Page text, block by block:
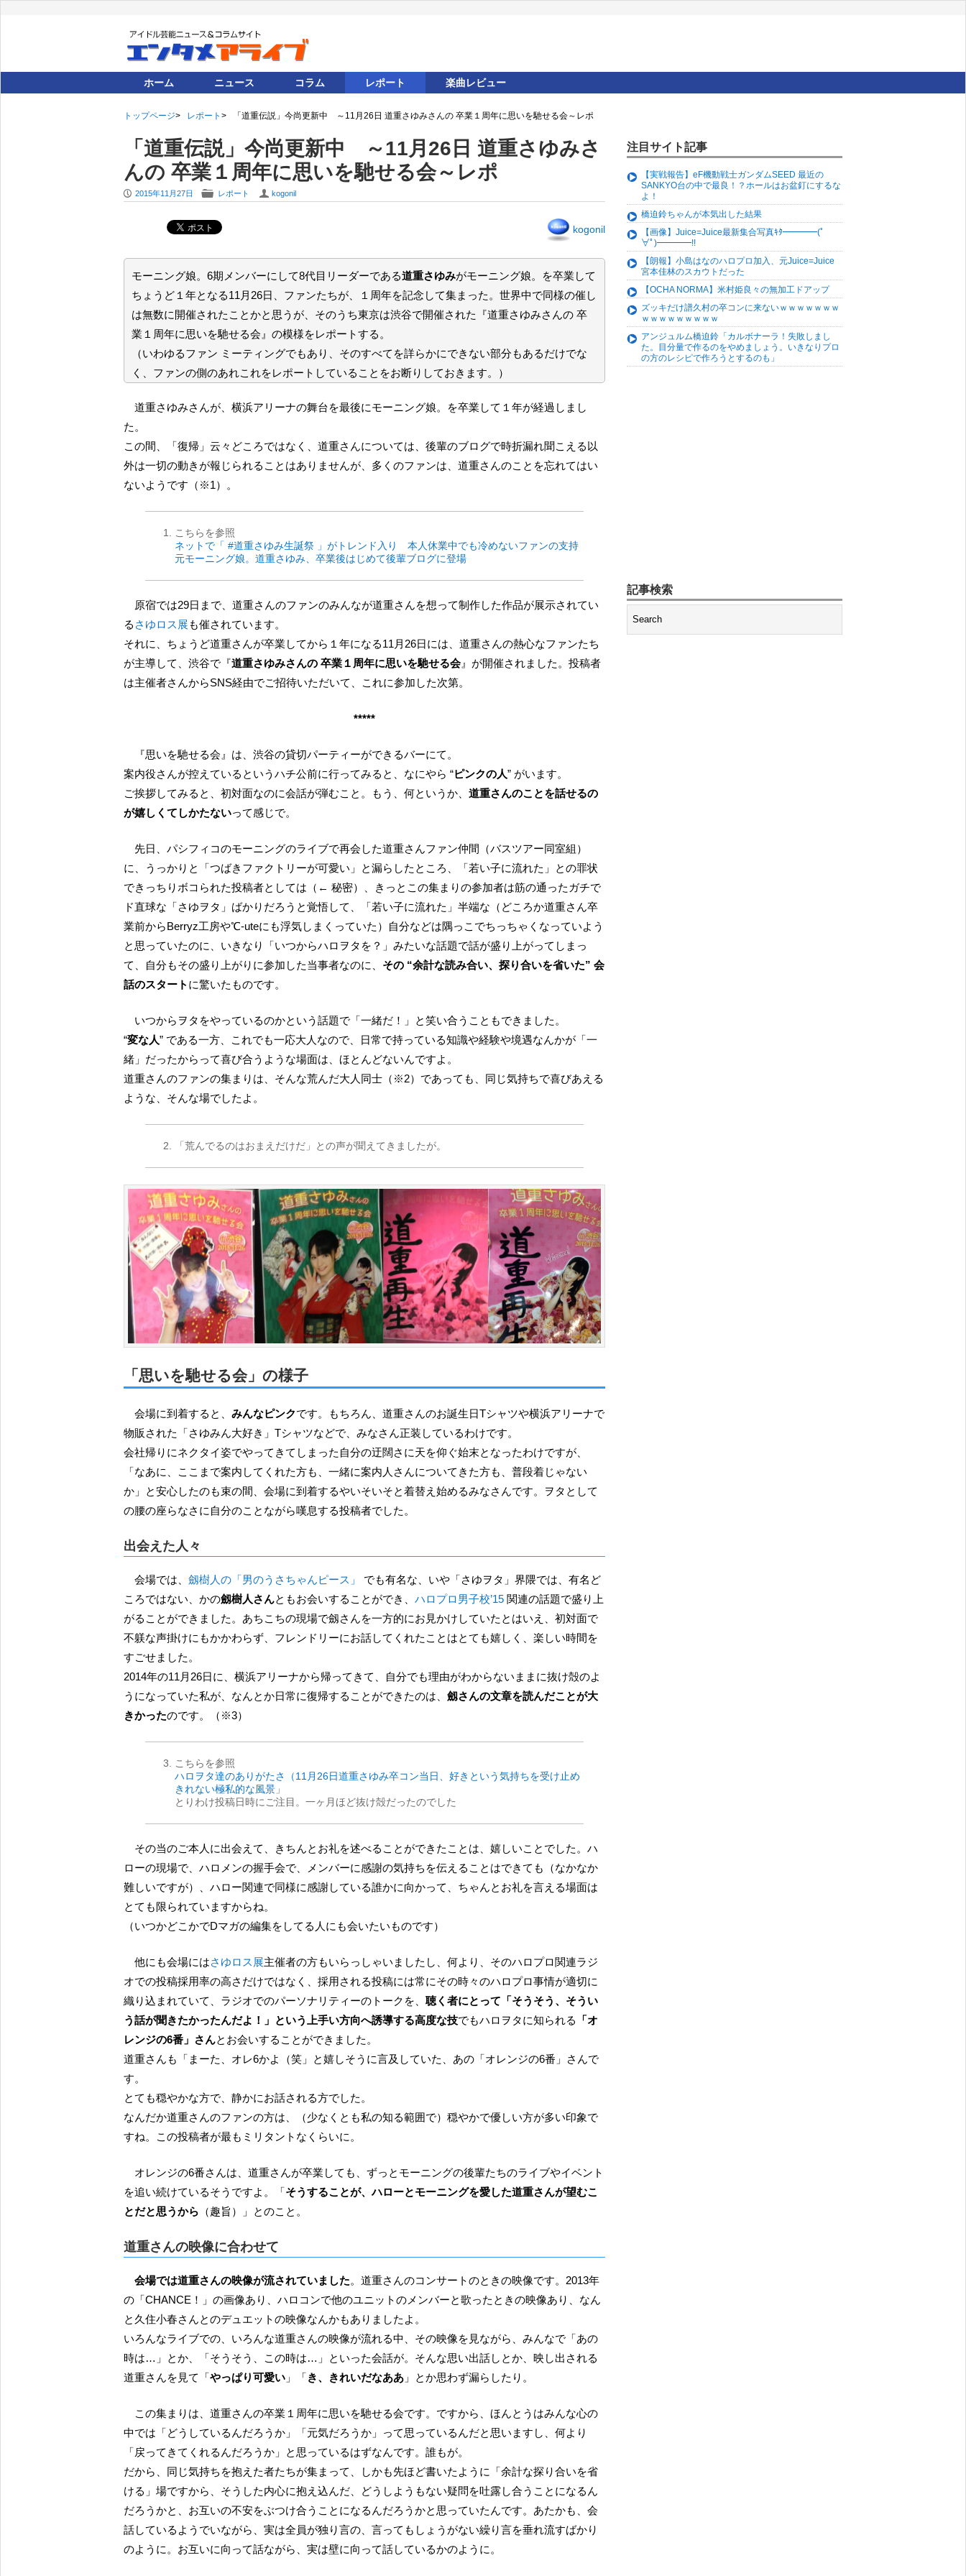
ホーム ニュース コラム レポート 楽曲レビュー
トップページ レポート 「道重伝説」今尚更新中 ～11月26日 道重さゆみさんの 卒業１周年に思いを馳せる会～レポ
「道重伝説」今尚更新中 ～11月26日 道重さゆみさ
んの 卒業１周年に思いを馳せる会～レポ
P 2015年11月27日 F レポート U kogonil
kogonil
モーニング娘。6期メンバーにして8代目リーダーである道重さゆみがモーニング娘。を卒業して
ちょうど１年となる11月26日、ファンたちが、１周年を記念して集まった。世界中で同様の催し
は無数に開催されたことかと思うが、そのうち東京は渋谷で開催された『道重さゆみさんの 卒
業１周年に思いを馳せる会』の模様をレポートする。
（いわゆるファン ミーティングでもあり、そのすべてを詳らかにできない部分もあるだけでな
く、ファンの側のあれこれをレポートしていることをお断りしておきます。）
道重さゆみさんが、横浜アリーナの舞台を最後にモーニング娘。を卒業して１年が経過しまし
た。
この間、「復帰」云々どころではなく、道重さんについては、後輩のブログで時折漏れ聞こえる以
外は一切の動きが報じられることはありませんが、多くのファンは、道重さんのことを忘れてはい
ないようです（※1）。
こちらを参照
ネットで「 #道重さゆみ生誕祭 」がトレンド入り 本人休業中でも冷めないファンの支持
元モーニング娘。道重さゆみ、卒業後はじめて後輩ブログに登場
原宿では29日まで、道重さんのファンのみんなが道重さんを想って制作した作品が展示されてい
る さゆロス展も催されています。
それに、ちょうど道重さんが卒業してから１年になる11月26日には、道重さんの熱心なファンたち
が主導して、渋谷で『道重さゆみさんの 卒業１周年に思いを馳せる会』が開催されました。投稿者
は主催者さんからSNS経由でご招待いただいて、これに参加した次第。
*****
『思いを馳せる会』は、渋谷の貸切パーティーができるバーにて。
案内役さんが控えているというハチ公前に行ってみると、なにやら “ピンクの人” がいます。
ご挨拶してみると、初対面なのに会話が弾むこと。もう、何というか、 道重さんのことを話せるの
が嬉しくてしかたないって感じで。
先日、パシフィコのモーニングのライブで再会した道重さんファン仲間（バスツアー同室組）
に、うっかりと「つばきファクトリーが可愛い」と漏らしたところ、「若い子に流れた」との罪状
できっちりボコられた投稿者としては（← 秘密）、きっとこの集まりの参加者は筋の通ったガチで
ド直球な「さゆヲタ」ばかりだろうと覚悟して、「若い子に流れた」半端な（どころか道重さん卒
業前からBerryz工房や℃-uteにも浮気しまくっていた）自分などは隅っこでちっちゃくなっていよう
と思っていたのに、いきなり「いつからハロヲタを？」みたいな話題で話が盛り上がってしまっ
て、自分もその盛り上がりに参加した当事者なのに、 その “余計な読み合い、探り合いを省いた” 会
話のスタート に驚いたものです。
いつからヲタをやっているのかという話題で「一緒だ！」と笑い合うこともできました。
“変な人” である一方、これでも一応大人なので、日常で持っている知識や経験や境遇なんかが「一
緒」だったからって喜び合うような場面は、ほとんどないんですよ。
道重さんのファンの集まりは、そんな荒んだ大人同士（※2）であっても、同じ気持ちで喜びあえる
ような、そんな場でしたよ。
「荒んでるのはおまえだけだ」との声が聞えてきましたが。
「思いを馳せる会」の様子
会場に到着すると、みんなピンクです。もちろん、道重さんのお誕生日Tシャツや横浜アリーナで
物販された「さゆみん大好き」Tシャツなどで、みなさん正装しているわけです。
会社帰りにネクタイ姿でやってきてしまった自分の迂闊さに天を仰ぐ始末となったわけですが、
「なあに、ここまで案内してくれた方も、一緒に案内人さんについてきた方も、普段着じゃない
か」と安心したのも束の間、会場に到着するやいそいそと着替え始めるみなさんです。ヲタとして
の腰の座らなさに自分のことながら嘆息する投稿者でした。
出会えた人々
会場では、劔樹人の「男のうさちゃんピース」 でも有名な、いや「さゆヲタ」界隈では、有名ど
ころではない、かの劔樹人さんともお会いすることができ、 ハロプロ男子校’15 関連の話題で盛り上
がることができました。あちこちの現場で劔さんを一方的にお見かけしていたとはいえ、初対面で
不躾な声掛けにもかかわらず、フレンドリーにお話してくれたことはとても嬉しく、楽しい時間を
すごせました。
2014年の11月26日に、横浜アリーナから帰ってきて、自分でも理由がわからないままに抜け殻のよ
うになっていた私が、なんとか日常に復帰することができたのは、 劔さんの文章を読んだことが大
きかったのです。（※3）
こちらを参照
ハロヲタ達のありがたさ（11月26日道重さゆみ卒コン当日、好きという気持ちを受け止め
きれない極私的な風景 」
とりわけ投稿日時にご注目。一ヶ月ほど抜け殻だったのでした
その当のご本人に出会えて、きちんとお礼を述べることができたことは、嬉しいことでした。ハ
ローの現場で、ハロメンの握手会で、メンバーに感謝の気持ちを伝えることはできても（なかなか
難しいですが）、ハロー関連で同様に感謝している誰かに向かって、ちゃんとお礼を言える場面は
とても限られていますからね。
（いつかどこかでDマガの編集をしてる人にも会いたいものです）
他にも会場にはさゆロス展主催者の方もいらっしゃいましたし、何より、そのハロプロ関連ラジ
オでの投稿採用率の高さだけではなく、採用される投稿には常にその時々のハロプロ事情が適切に
織り込まれていて、ラジオでのパーソナリティーのトークを、 聴く者にとって「そうそう、そうい
う話が聞きたかったんだよ！」という上手い方向へ誘導する高度な技でもハロヲタに知られる
「オ
レンジの6番」さんとお会いすることができました。
道重さんも「まーた、オレ6かよ（笑」と嬉しそうに言及していた、あの「オレンジの6番」さんで
す。
とても穏やかな方で、静かにお話される方でした。
なんだか道重さんのファンの方は、（少なくとも私の知る範囲で）穏やかで優しい方が多い印象で
すね。この投稿者が最もミリタントなくらいに。
オレンジの6番さんは、道重さんが卒業しても、ずっとモーニングの後輩たちのライブやイベント
を追い続けているそうですよ。「そうすることが、ハローとモーニングを愛した道重さんが望むこ
とだと思うから （趣旨）」とのこと。
道重さんの映像に合わせて
会場では道重さんの映像が流されていました。道重さんのコンサートのときの映像です。2013年
の「CHANCE！」の画像あり、ハロコンで他のユニットのメンバーと歌ったときの映像あり、なん
と久住小春さんとのデュエットの映像なんかもありましたよ。
いろんなライブでの、いろんな道重さんの映像が流れる中、その映像を見ながら、みんなで「あの
時は…」とか、「そうそう、この時は…」といった会話が。そんな思い出話しとか、映し出される
道重さんを見て「やっぱり可愛い 」「き、きれいだなああ 」とか思わず漏らしたり。
この集まりは、道重さんの卒業１周年に思いを馳せる会です。ですから、ほんとうはみんな心の
中では「どうしているんだろうか」「元気だろうか」って思っているんだと思いますし、何より
「戻ってきてくれるんだろうか」と思っているはずなんです。誰もが。
だから、同じ気持ちを抱えた者たちが集まって、しかも先ほど書いたように「余計な探り合いを省
ける」場ですから、そうした内心に抱え込んだ、どうしようもない疑問を吐露し合うことになるん
だろうかと、お互いの不安をぶつけ合うことになるんだろうかと思っていたんです。あたかも、会
話しているようでいながら、実は全員が独り言の、言ってもしょうがない繰り言を垂れ流すばかり
のように。お互いに向って話ながら、実は壁に向って話しているかのように。
注目サイト記事
【実戦報告】eF機動戦士ガンダムSEED 最近の
SANKYO台の中で最良！？ホールはお盆釘にするな
よ！
橋迫鈴ちゃんが本気出した結果
【画像】Juice=Juice最新集合写真ｷﾀ━━━━(ﾟ
∀ﾟ)━━━━!!
【朗報】小島はなのハロプロ加入、元Juice=Juice
宮本佳林のスカウトだった
【OCHA NORMA】米村姫良々の無加工ドアップ
ズッキだけ譜久村の卒コンに来ないｗｗｗｗｗｗｗ
ｗｗｗｗｗｗｗｗｗ
アンジュルム橋迫鈴「カルボナーラ！失敗しまし
た。目分量で作るのをやめましょう。いきなりプロ
の方のレシピで作ろうとするのも」
記事検索